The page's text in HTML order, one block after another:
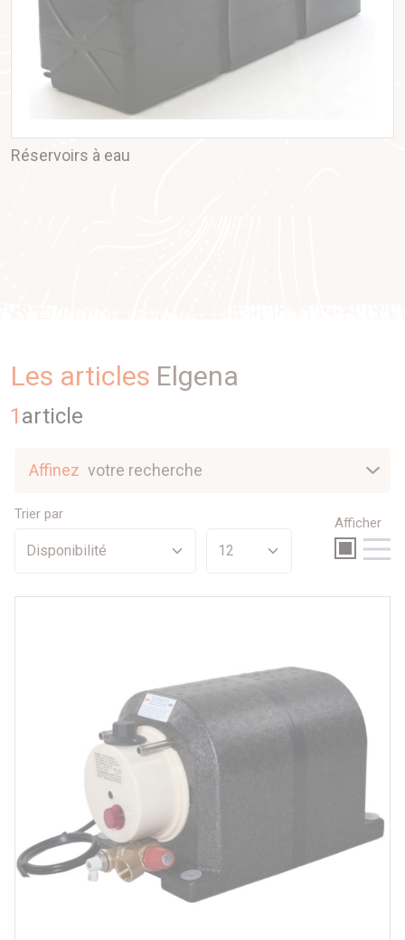
Réservoirs à eau
Les articles Elgena
1 article
Trier par
Afficher
Affinez votre recherche
Promotions
589 €
Par véhicule